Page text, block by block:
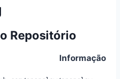
Repositório
Informação